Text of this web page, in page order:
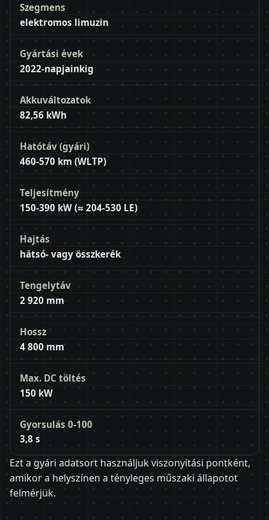
Szegmens
elektromos limuzin
Gyártási évek
2022-napjainkig
Akkuváltozatok
82,56 kWh
Hatótáv (gyári)
460-570 km (WLTP)
Teljesítmény
150-390 kW (≈ 204-530 LE)
Hajtás
hátsó- vagy összkerék
Tengelytáv
2 920 mm
Hossz
4 800 mm
Max. DC töltés
150 kW
Gyorsulás 0-100
3,8 s
Ezt a gyári adatsort használjuk viszonyítási pontként,
amikor a helyszínen a tényleges műszaki állapotot
felmérjük.